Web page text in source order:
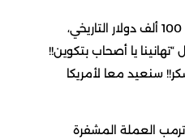
وعندما وصلت بتكوين إلى 100 ألف دولار التاريخي،
يا أصحاب بتكوين!!
سنعيد معا لأمريكا
العملة المشفرة